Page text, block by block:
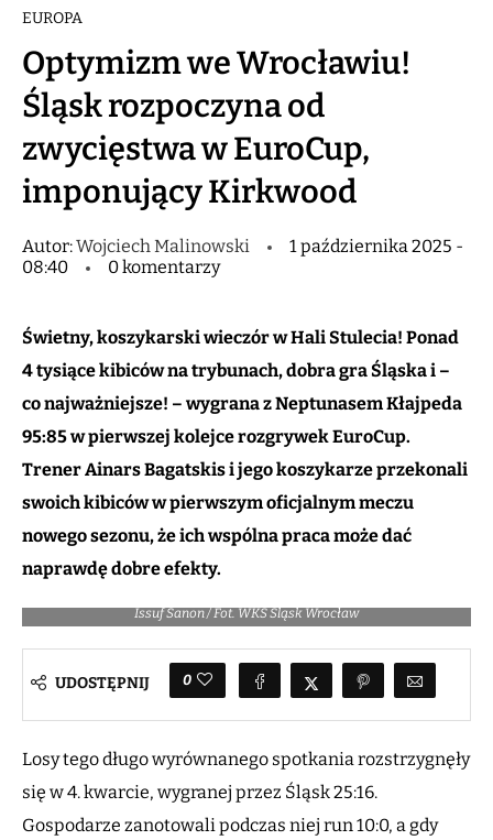
EUROPA
Optymizm we Wrocławiu!
Śląsk rozpoczyna od
zwycięstwa w EuroCup,
imponujący Kirkwood
Autor:Wojciech Malinowski
1 października 2025 -
08:40
0 komentarzy
Świetny, koszykarski wieczór w Hali Stulecia! Ponad
4 tysiące kibiców na trybunach, dobra gra Śląska i –
co najważniejsze! – wygrana z Neptunasem Kłajpeda
95:85 w pierwszej kolejce rozgrywek EuroCup.
Trener Ainars Bagatskis i jego koszykarze przekonali
swoich kibiców w pierwszym oficjalnym meczu
nowego sezonu, że ich wspólna praca może dać
naprawdę dobre efekty.
Issuf Sanon / Fot. WKS Śląsk Wrocław
UDOSTĘPNIJ 0
Losy tego długo wyrównanego spotkania rozstrzygnęły
się w 4. kwarcie, wygranej przez Śląsk 25:16.
Gospodarze zanotowali podczas niej run 10:0, a gdy